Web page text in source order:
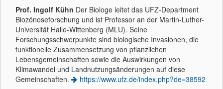
Prof. Ingolf Kühn Der Biologe leitet das UFZ-Department
Biozönoseforschung und ist Professor an der Martin-Luther-
Universität Halle-Wittenberg (MLU). Seine
Forschungsschwerpunkte sind biologische Invasionen, die
funktionelle Zusammensetzung von pflanzlichen
Lebensgemeinschaften sowie die Auswirkungen von
Klimawandel und Landnutzungsänderungen auf diese
Gemeinschaften.
https://www.ufz.de/index.php?de=38592